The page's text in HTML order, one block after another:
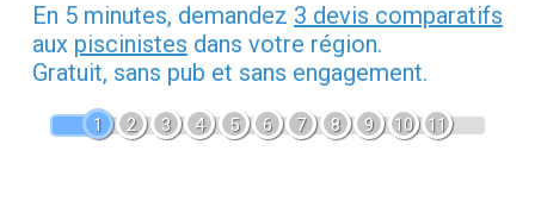
En 5 minutes, demandez 3 devis comparatifs
aux piscinistes dans votre région.
Gratuit, sans pub et sans engagement.
1 2 3 4 5 6 7 8 9 10 11